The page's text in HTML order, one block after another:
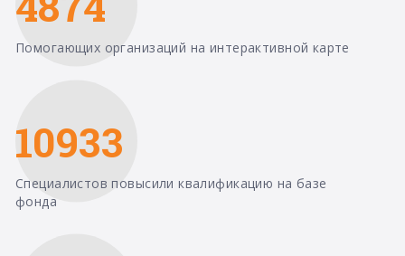
Помогающих организаций на интерактивной карте
10933
Специалистов повысили квалификацию на базе
фонда